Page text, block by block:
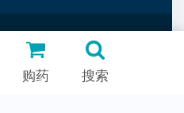
© 2026
购药 搜索